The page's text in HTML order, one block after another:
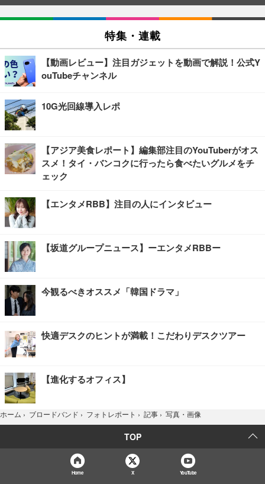
特集・連載
【動画レビュー】注目ガジェットを動画で解説！公式Y
ouTubeチャンネル
10G光回線導入レポ
【アジア美食レポート】編集部注目のYouTuberがオス
スメ！タイ・バンコクに行ったら食べたいグルメをチ
ェック
【エンタメRBB】注目の人にインタビュー
【坂道グループニュース】ーエンタメRBBー
今観るべきオススメ「韓国ドラマ」
快適デスクのヒントが満載！こだわりデスクツアー
【進化するオフィス】
ホーム › ブロードバンド › フォトレポート › 記事 › 写真・画像
TOP
Home X YouTube